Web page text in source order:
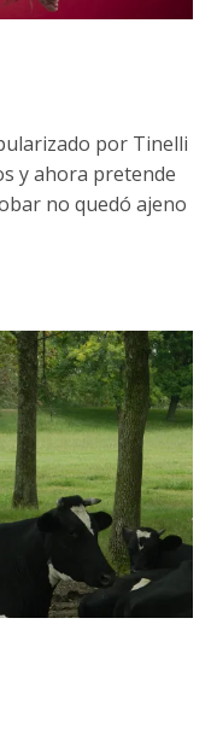
por Tinelli
y ahora pretende
no quedó ajeno